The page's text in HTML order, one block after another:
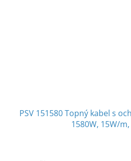
PSV 151580 Topný kabel s
1580W, 15W/